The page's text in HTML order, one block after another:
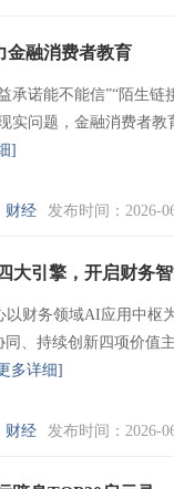
金融消费者教育
承诺能不能信”“陌生链
实问题，金融消费者
]
财经 发布时间：2026-
大引擎，开启财务
以财务领域AI应用中枢
、持续创新四项价值
多详细]
财经 发布时间：2026-